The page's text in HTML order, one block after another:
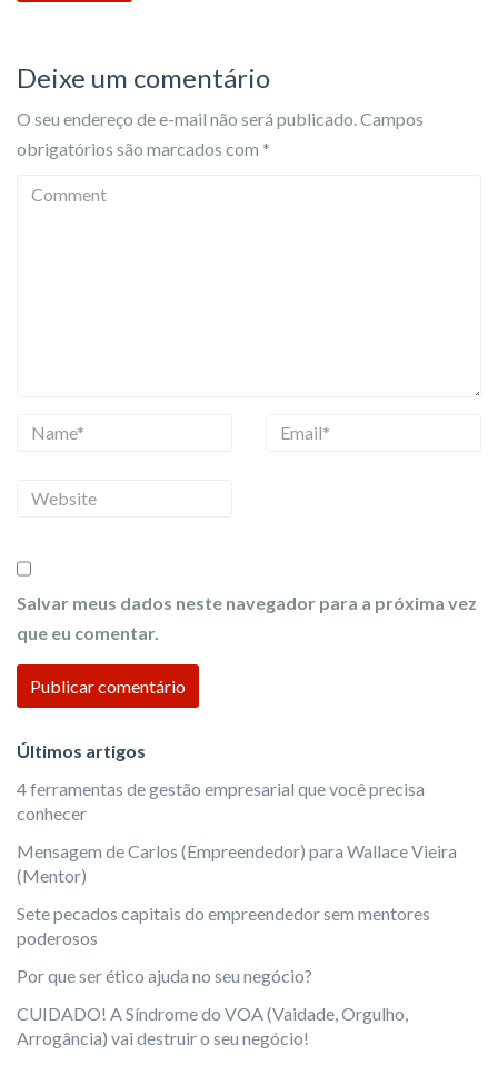
Deixe um comentário
O seu endereço de e-mail não será publicado. Campos
obrigatórios são marcados com *
W
s
i
t
e
Salvar meus dados neste navegador para a próxima vez
que eu comentar.
Últimos artigos
4 ferramentas de gestão empresarial que você precisa
conhecer
Mensagem de Carlos (Empreendedor) para Wallace Vieira
(Mentor)
Sete pecados capitais do empreendedor sem mentores
poderosos
Por que ser ético ajuda no seu negócio?
CUIDADO! A Síndrome do VOA (Vaidade, Orgulho,
Arrogância) vai destruir o seu negócio!